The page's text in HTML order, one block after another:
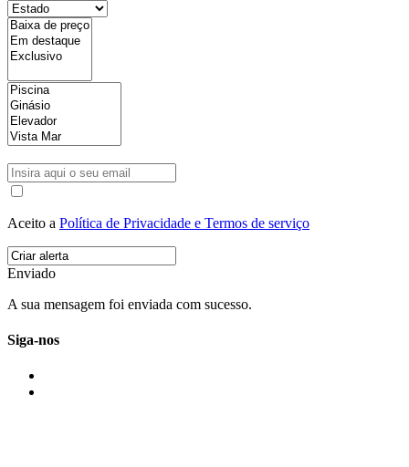
Aceito a Política de Privacidade e Termos de serviço
Enviado
A sua mensagem foi enviada com sucesso.
Siga-nos